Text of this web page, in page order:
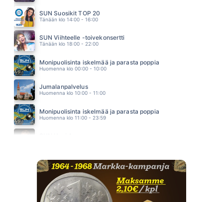
ANSSI KELA
03.16
SUN Suosikit TOP 20
Tänään klo 14:00 - 16:00
SUN Viihteelle -toivekonsertti
Tänään klo 18:00 - 22:00
Monipuolisinta iskelmää ja parasta poppia
Huomenna klo 00:00 - 10:00
Jumalanpalvelus
Huomenna klo 10:00 - 11:00
Monipuolisinta iskelmää ja parasta poppia
Huomenna klo 11:00 - 23:59